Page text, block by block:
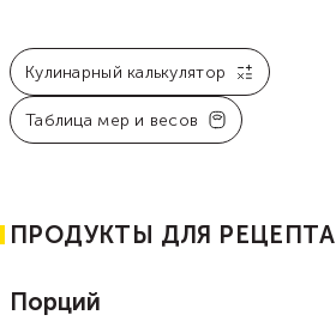
Кулинарный калькулятор
Таблица мер и весов
ПРОДУКТЫ ДЛЯ РЕЦЕПТА
Порций